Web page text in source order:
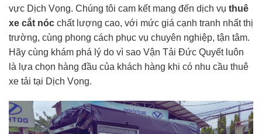
vực Dịch Vọng. Chúng tôi cam kết mang đến dịch vụ thuê
xe cắt nóc chất lượng cao, với mức giá cạnh tranh nhất thị
trường, cùng phong cách phục vụ chuyên nghiệp, tận tâm.
Hãy cùng khám phá lý do vì sao Vận Tải Đức Quyết luôn
là lựa chọn hàng đầu của khách hàng khi có nhu cầu thuê
xe tải tại Dịch Vọng.